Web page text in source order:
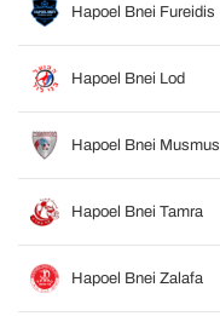
Hapoel Bnei Fureidis
Hapoel Bnei Lod
Hapoel Bnei Musmus
Hapoel Bnei Tamra
Hapoel Bnei Zalafa